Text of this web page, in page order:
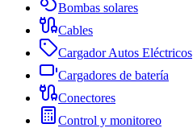
Bombas solares
Cables
Cargador Autos Eléctricos
Cargadores de batería
Conectores
Control y monitoreo